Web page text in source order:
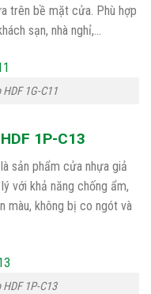
trên bề mặt cửa. Phù hợp
sạn, nhà nghỉ,…
1G-C11
1P-C13
sản phẩm cửa nhựa giả
với khả năng chống ẩm,
màu, không bị co ngót và
1P-C13